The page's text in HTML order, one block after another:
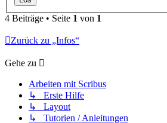
4 Beiträge • Seite 1 von 1
Zurück zu „Infos“
Gehe zu
Arbeiten mit Scribus
↳ Erste Hilfe
↳ Layout
↳ Tutorien / Anleitungen